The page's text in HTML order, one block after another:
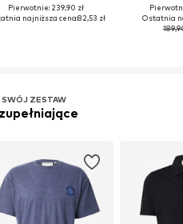
Pierwotnie: 239,90 zł
najniższa cena:82,53 zł
Ostatnia
ZESTAW